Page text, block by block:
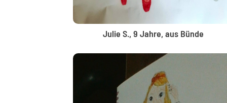
Julie S., 9 Jahre, aus Bünde